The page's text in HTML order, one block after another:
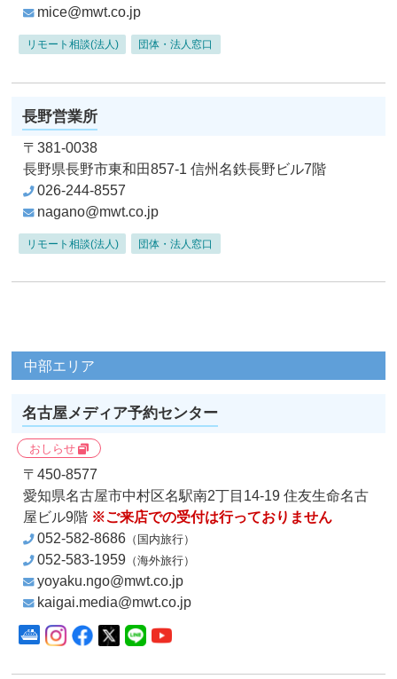
mice@mwt.co.jp
リモート相談(法人) 団体・法人窓口
長野営業所
〒381-0038
長野県長野市東和田857-1 信州名鉄長野ビル7階
026-244-8557
nagano@mwt.co.jp
リモート相談(法人) 団体・法人窓口
中部エリア
名古屋メディア予約センター
おしらせ
〒450-8577
愛知県名古屋市中村区名駅南2丁目14-19住友生命名古
屋ビル9階 ※ご来店での受付は行っておりません
052-582-8686（国内旅行）
052-583-1959（海外旅行）
yoyaku.ngo@mwt.co.jp
kaigai.media@mwt.co.jp
クルーズコンサルタント
InstagramFacebook
X LINE